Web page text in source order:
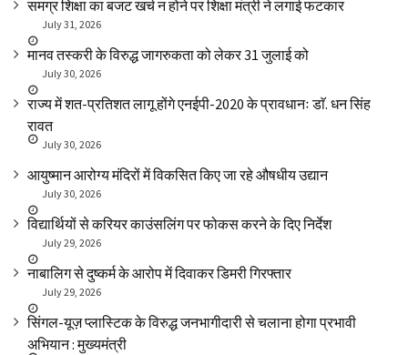
समग्र शिक्षा का बजट खर्च न होने पर शिक्षा मंत्री ने लगाई फटकार
July 31, 2026
मानव तस्करी के विरुद्ध जागरुकता को लेकर 31 जुलाई को
July 30, 2026
राज्य में शत-प्रतिशत लागू होंगे एनईपी-2020 के प्रावधानः डाॅ. धन सिंह
रावत
July 30, 2026
आयुष्मान आरोग्य मंदिरों में विकसित किए जा रहे औषधीय उद्यान
July 30, 2026
विद्यार्थियों से करियर काउंसलिंग पर फोकस करने के दिए निर्देश
July 29, 2026
नाबालिग से दुष्कर्म के आरोप में दिवाकर डिमरी गिरफ्तार
July 29, 2026
सिंगल-यूज़ प्लास्टिक के विरुद्ध जनभागीदारी से चलाना होगा प्रभावी
अभियान : मुख्यमंत्री